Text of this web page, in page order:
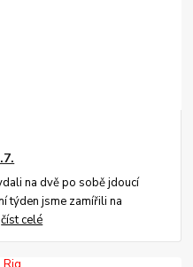
na dvě po sobě jdoucí
týden jsme zamířili na
číst celé